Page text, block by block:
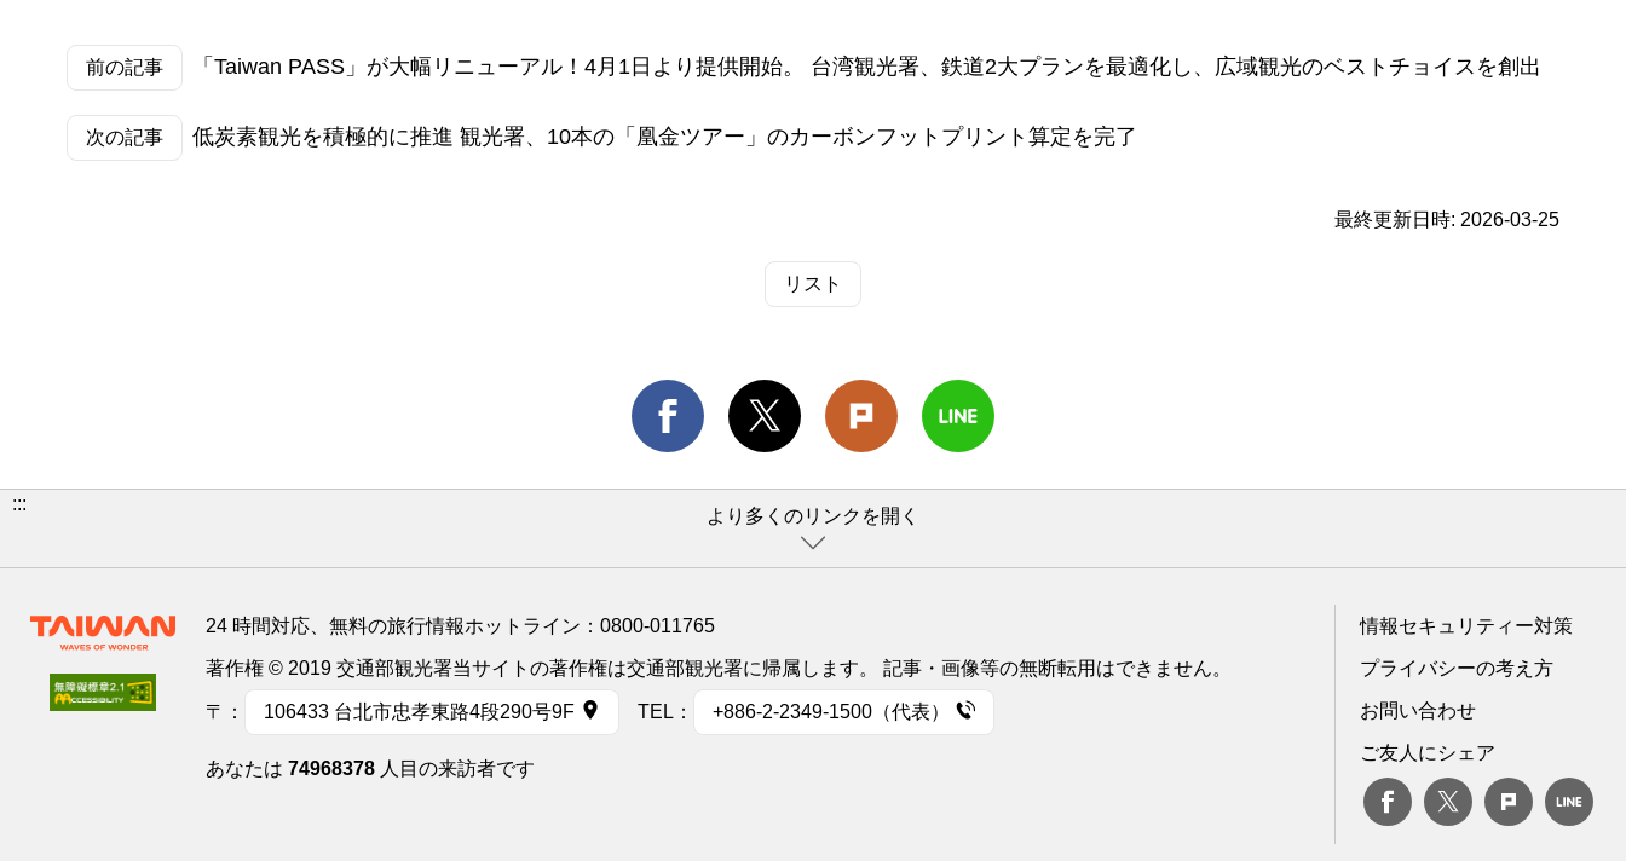
前の記事 「Taiwan PASS」が大幅リニューアル！4月1日より提供開始。 台湾観光署、鉄道2大プランを最適化し、広域観光のベストチョイスを創出
次の記事 低炭素観光を積極的に推進 観光署、10本の「凰金ツアー」のカーボンフットプリント算定を完了
最終更新日時: 2026-03-25
リスト
:::
より多くのリンクを開く
24 時間対応、無料の旅行情報ホットライン： 0800-011765
著作権 © 2019 交通部観光署当サイトの著作権は交通部観光署に帰属します。 記事・画像等の無断転用はできません。
〒： 106433 台北市忠孝東路4段290号9F TEL： +886-2-2349-1500（代表）
あなたは 74968378 人目の来訪者です
情報セキュリティー対策
プライバシーの考え方
お問い合わせ
ご友人にシェア